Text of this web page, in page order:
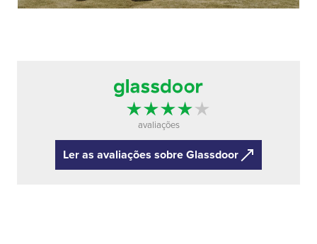
avaliações
Ler as avaliações sobre Glassdoor